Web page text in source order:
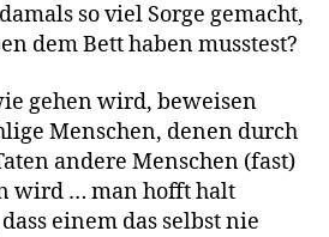
so viel Sorge gemacht,
dem Bett haben musstest?
gehen wird, beweisen
Menschen, denen durch
andere Menschen (fast)
wird … man hofft halt
einem das selbst nie